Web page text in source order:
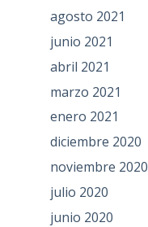
agosto 2021
junio 2021
abril 2021
marzo 2021
enero 2021
diciembre 2020
noviembre 2020
julio 2020
junio 2020